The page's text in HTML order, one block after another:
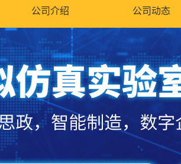
公司介绍 公司动态